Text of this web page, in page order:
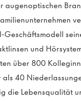
augenoptischen
Geschäftsmodell
und
über 800
als 40
die Lebensqualität